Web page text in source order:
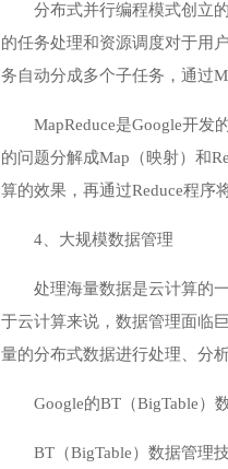
分布式并行编程模式创立
的任务处理和资源调度对于用
务自动分成多个子任务，通过
MapReduce是Google开发
的问题分解成Map（映射）和
算的效果，再通过Reduce程序
4、大规模数据管理
处理海量数据是云计算的
于云计算来说，数据管理面临
量的分布式数据进行处理、分
Google的BT（BigTable）
BT（BigTable）数据管理